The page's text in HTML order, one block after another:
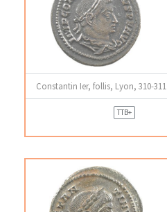
Constantin Ier, follis, Lyon, 310-311
TTB+